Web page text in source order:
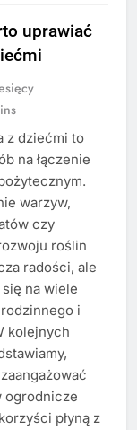
uprawiać
z dziećmi to
na łączenie
warzyw,
czy
roślin
radości, ale
się na wiele
i
kolejnych
ogrodnicze
płyną z